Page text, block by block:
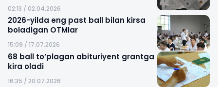
02:13 / 02.04.2026
2026-yilda eng past ball bilan kirsa
boladigan OTMlar
15:09 / 17.07.2026
68 ball to’plagan abituriyent grantga
kira oladi
16:35 / 20.07.2026